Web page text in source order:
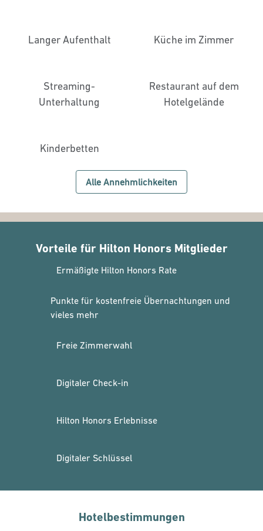
Langer Aufenthalt Küche im Zimmer
Streaming-
Unterhaltung
Restaurant auf dem
Hotelgelände
Kinderbetten
Alle Annehmlichkeiten
Vorteile für Hilton Honors Mitglieder
Ermäßigte Hilton Honors Rate
Punkte für kostenfreie Übernachtungen und
vieles mehr
Freie Zimmerwahl
Digitaler Check-in
Hilton Honors Erlebnisse
Digitaler Schlüssel
Hotelbestimmungen